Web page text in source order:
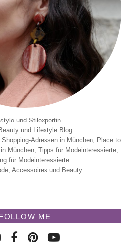
und Stilexpertin
und Lifestyle Blog
Adressen in München, Place to
München, Tipps für Modeinteressierte,
für Modeinteressierte
Accessoires und Beauty
FOLLOW ME